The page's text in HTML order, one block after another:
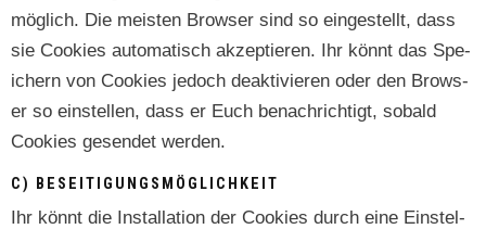
möglich. Die meis­ten Brows­er sind so eingestellt, dass
sie Cook­ies automa­tisch akzep­tieren. Ihr kön­nt das Spe­
ich­ern von Cook­ies jedoch deak­tivieren oder den Brows­
er so ein­stellen, dass er Euch benachrichtigt, sobald
Cook­ies gesendet werden.
C) BESEITIGUNGSMÖGLICHKEIT
Ihr kön­nt die Instal­la­tion der Cook­ies durch eine Ein­stel­